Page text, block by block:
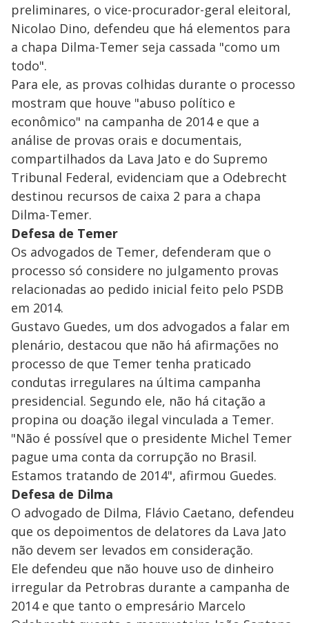
preliminares, o vice-procurador-geral eleitoral,
Nicolao Dino, defendeu que há elementos para
a chapa Dilma-Temer seja cassada "como um
todo".
Para ele, as provas colhidas durante o processo
mostram que houve "abuso político e
econômico" na campanha de 2014 e que a
análise de provas orais e documentais,
compartilhados da Lava Jato e do Supremo
Tribunal Federal, evidenciam que a Odebrecht
destinou recursos de caixa 2 para a chapa
Dilma-Temer.
Defesa de Temer
Os advogados de Temer, defenderam que o
processo só considere no julgamento provas
relacionadas ao pedido inicial feito pelo PSDB
em 2014.
Gustavo Guedes, um dos advogados a falar em
plenário, destacou que não há afirmações no
processo de que Temer tenha praticado
condutas irregulares na última campanha
presidencial. Segundo ele, não há citação a
propina ou doação ilegal vinculada a Temer.
"Não é possível que o presidente Michel Temer
pague uma conta da corrupção no Brasil.
Estamos tratando de 2014", afirmou Guedes.
Defesa de Dilma
O advogado de Dilma, Flávio Caetano, defendeu
que os depoimentos de delatores da Lava Jato
não devem ser levados em consideração.
Ele defendeu que não houve uso de dinheiro
irregular da Petrobras durante a campanha de
2014 e que tanto o empresário Marcelo